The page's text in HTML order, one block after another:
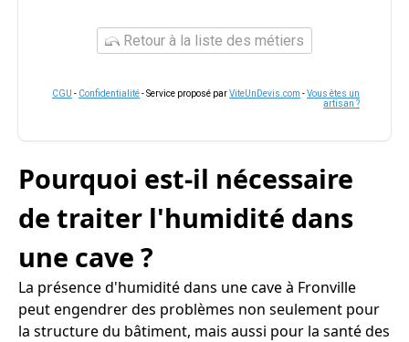
Retour à la liste des métiers
CGU - Confidentialité- Service proposé parViteUnDevis.com -Vous êtes un
artisan ?
Pourquoi est-il nécessaire
de traiter l'humidité dans
une cave ?
La présence d'humidité dans une cave à Fronville
peut engendrer des problèmes non seulement pour
la structure du bâtiment, mais aussi pour la santé des